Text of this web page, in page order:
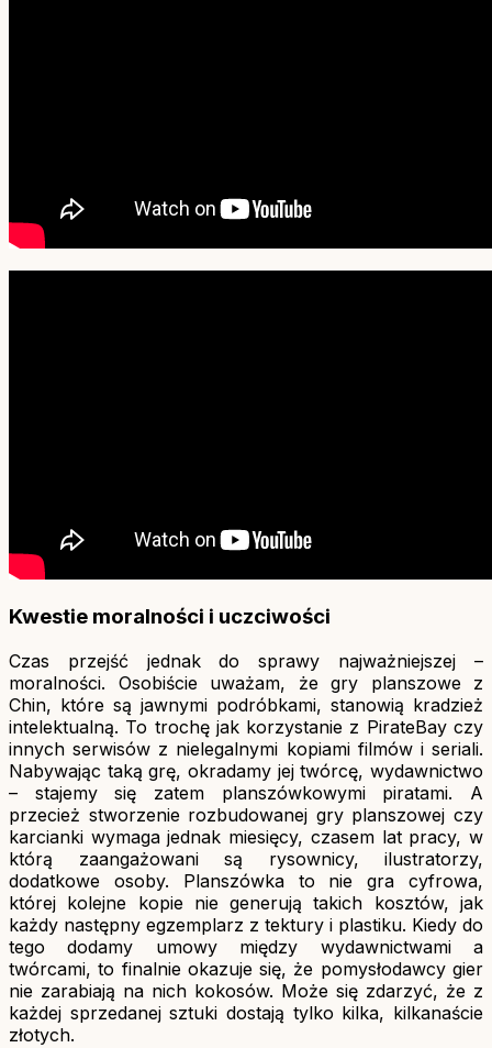
Kwestie moralności i uczciwości
Czas przejść jednak do sprawy najważniejszej –
moralności. Osobiście uważam, że gry planszowe z
Chin, które są jawnymi podróbkami, stanowią kradzież
intelektualną. To trochę jak korzystanie z PirateBay czy
innych serwisów z nielegalnymi kopiami filmów i seriali.
Nabywając taką grę, okradamy jej twórcę, wydawnictwo
– stajemy się zatem planszówkowymi piratami. A
przecież stworzenie rozbudowanej gry planszowej czy
karcianki wymaga jednak miesięcy, czasem lat pracy, w
którą zaangażowani są rysownicy, ilustratorzy,
dodatkowe osoby. Planszówka to nie gra cyfrowa,
której kolejne kopie nie generują takich kosztów, jak
każdy następny egzemplarz z tektury i plastiku. Kiedy do
tego dodamy umowy między wydawnictwami a
twórcami, to finalnie okazuje się, że pomysłodawcy gier
nie zarabiają na nich kokosów. Może się zdarzyć, że z
każdej sprzedanej sztuki dostają tylko kilka, kilkanaście
złotych.